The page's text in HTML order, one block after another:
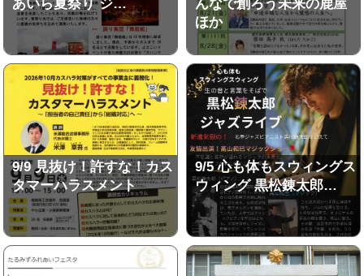
あいら夏祭り ジ…
んなで創ろう未来の鹿屋
ほか
9/9 見抜け！許すな！カス
タマーハラスメント
9/5 心も体もスウィングス
ウィング 黒松錬太郎…